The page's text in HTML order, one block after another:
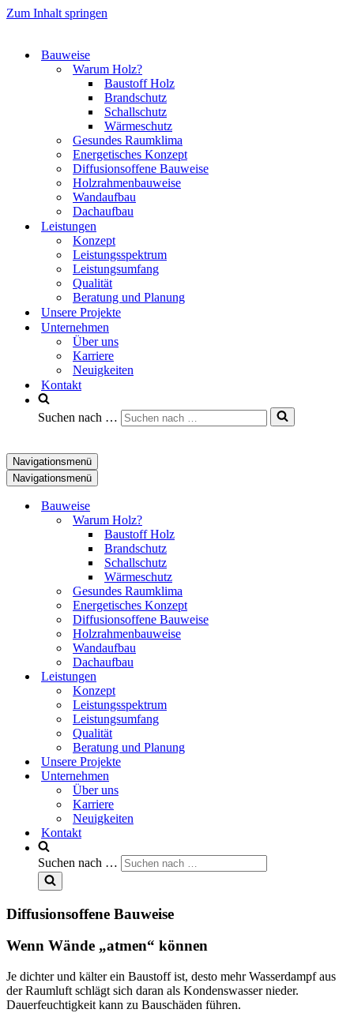
Zum Inhalt springen
Bauweise
Warum Holz?
Baustoff Holz
Brandschutz
Schallschutz
Wärmeschutz
Gesundes Raumklima
Energetisches Konzept
Diffusionsoffene Bauweise
Holzrahmenbauweise
Wandaufbau
Dachaufbau
Leistungen
Konzept
Leistungsspektrum
Leistungsumfang
Qualität
Beratung und Planung
Unsere Projekte
Unternehmen
Über uns
Karriere
Neuigkeiten
Kontakt
Suchen nach …
Navigationsmenü
Navigationsmenü
Bauweise
Warum Holz?
Baustoff Holz
Brandschutz
Schallschutz
Wärmeschutz
Gesundes Raumklima
Energetisches Konzept
Diffusionsoffene Bauweise
Holzrahmenbauweise
Wandaufbau
Dachaufbau
Leistungen
Konzept
Leistungsspektrum
Leistungsumfang
Qualität
Beratung und Planung
Unsere Projekte
Unternehmen
Über uns
Karriere
Neuigkeiten
Kontakt
Suchen nach …
Diffusionsoffene Bauweise
Wenn Wände „atmen“ können
Je dichter und kälter ein Baustoff ist, desto mehr Wasserdampf aus
der Raumluft schlägt sich daran als Kondenswasser nieder.
Dauerfeuchtigkeit kann zu Bauschäden führen.